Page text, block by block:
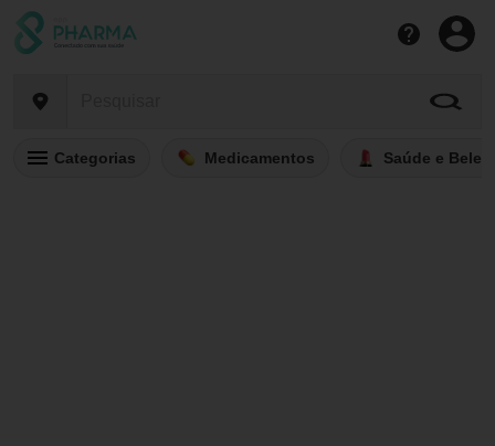
Categorias Medicamentos Saúde e